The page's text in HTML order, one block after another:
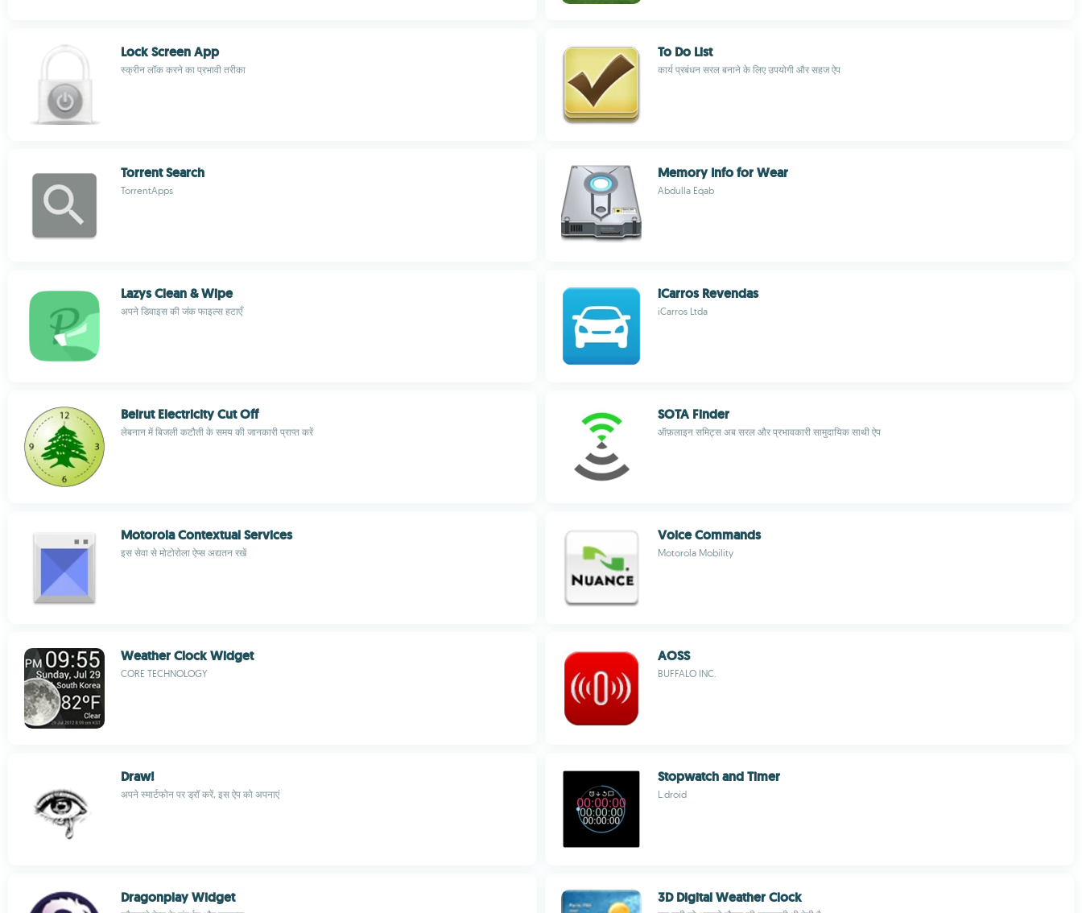
Lock Screen App
स्क्रीन लॉक करने का प्रभावी तरीका
To Do List
कार्य प्रबंधन सरल बनाने के लिए उपयोगी और सहज ऐप
Torrent Search
TorrentApps
Memory Info for Wear
Abdulla Eqab
Lazys Clean & Wipe
अपने डिवाइस की जंक फाइल्स हटाएँ
iCarros Revendas
iCarros Ltda
Beirut Electricity Cut Off
लेबनान में बिजली कटौती के समय की जानकारी प्राप्त करें
SOTA Finder
ऑफ़लाइन समिट्स अब सरल और प्रभावकारी सामुदायिक साथी ऐप
Motorola Contextual Services
इस सेवा से मोटोरोला ऐप्स अद्यतन रखें
Voice Commands
Motorola Mobility
Weather Clock Widget
CORE TECHNOLOGY
AOSS
BUFFALO INC.
Draw!
अपने स्मार्टफोन पर ड्रॉ करें, इस ऐप को अपनाएं
Stopwatch and Timer
L.droid
Dragonplay Widget 3D Digital Weather Clock